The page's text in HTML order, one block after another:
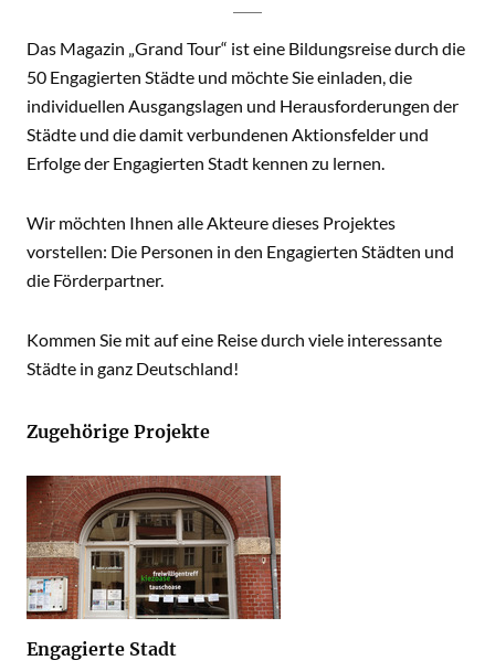
Das Magazin „Grand Tour“ ist eine Bildungsreise durch die
50 Engagierten Städte und möchte Sie einladen, die
individuellen Ausgangslagen und Herausforderungen der
Städte und die damit verbundenen Aktionsfelder und
Erfolge der Engagierten Stadt kennen zu lernen.
Wir möchten Ihnen alle Akteure dieses Projektes
vorstellen: Die Personen in den Engagierten Städten und
die Förderpartner.
Kommen Sie mit auf eine Reise durch viele interessante
Städte in ganz Deutschland!
Zugehörige Projekte
Engagierte Stadt